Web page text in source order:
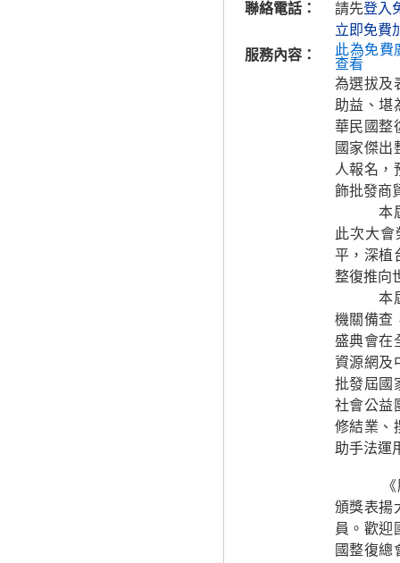
聯絡電話：
請先登入
立即免費
服務內容：
此為免費
查看
為選拔及
助益、堪
華民國整
國家傑出
人報名，
飾批發商
本屆國
此次大
平，深植
整復推向
本屆擷
機關備查
盛典會在
資源網及
批發屆國
社會公益
修結業、
助手法運
《服飾
頒獎表揚
員。歡迎
國整復總